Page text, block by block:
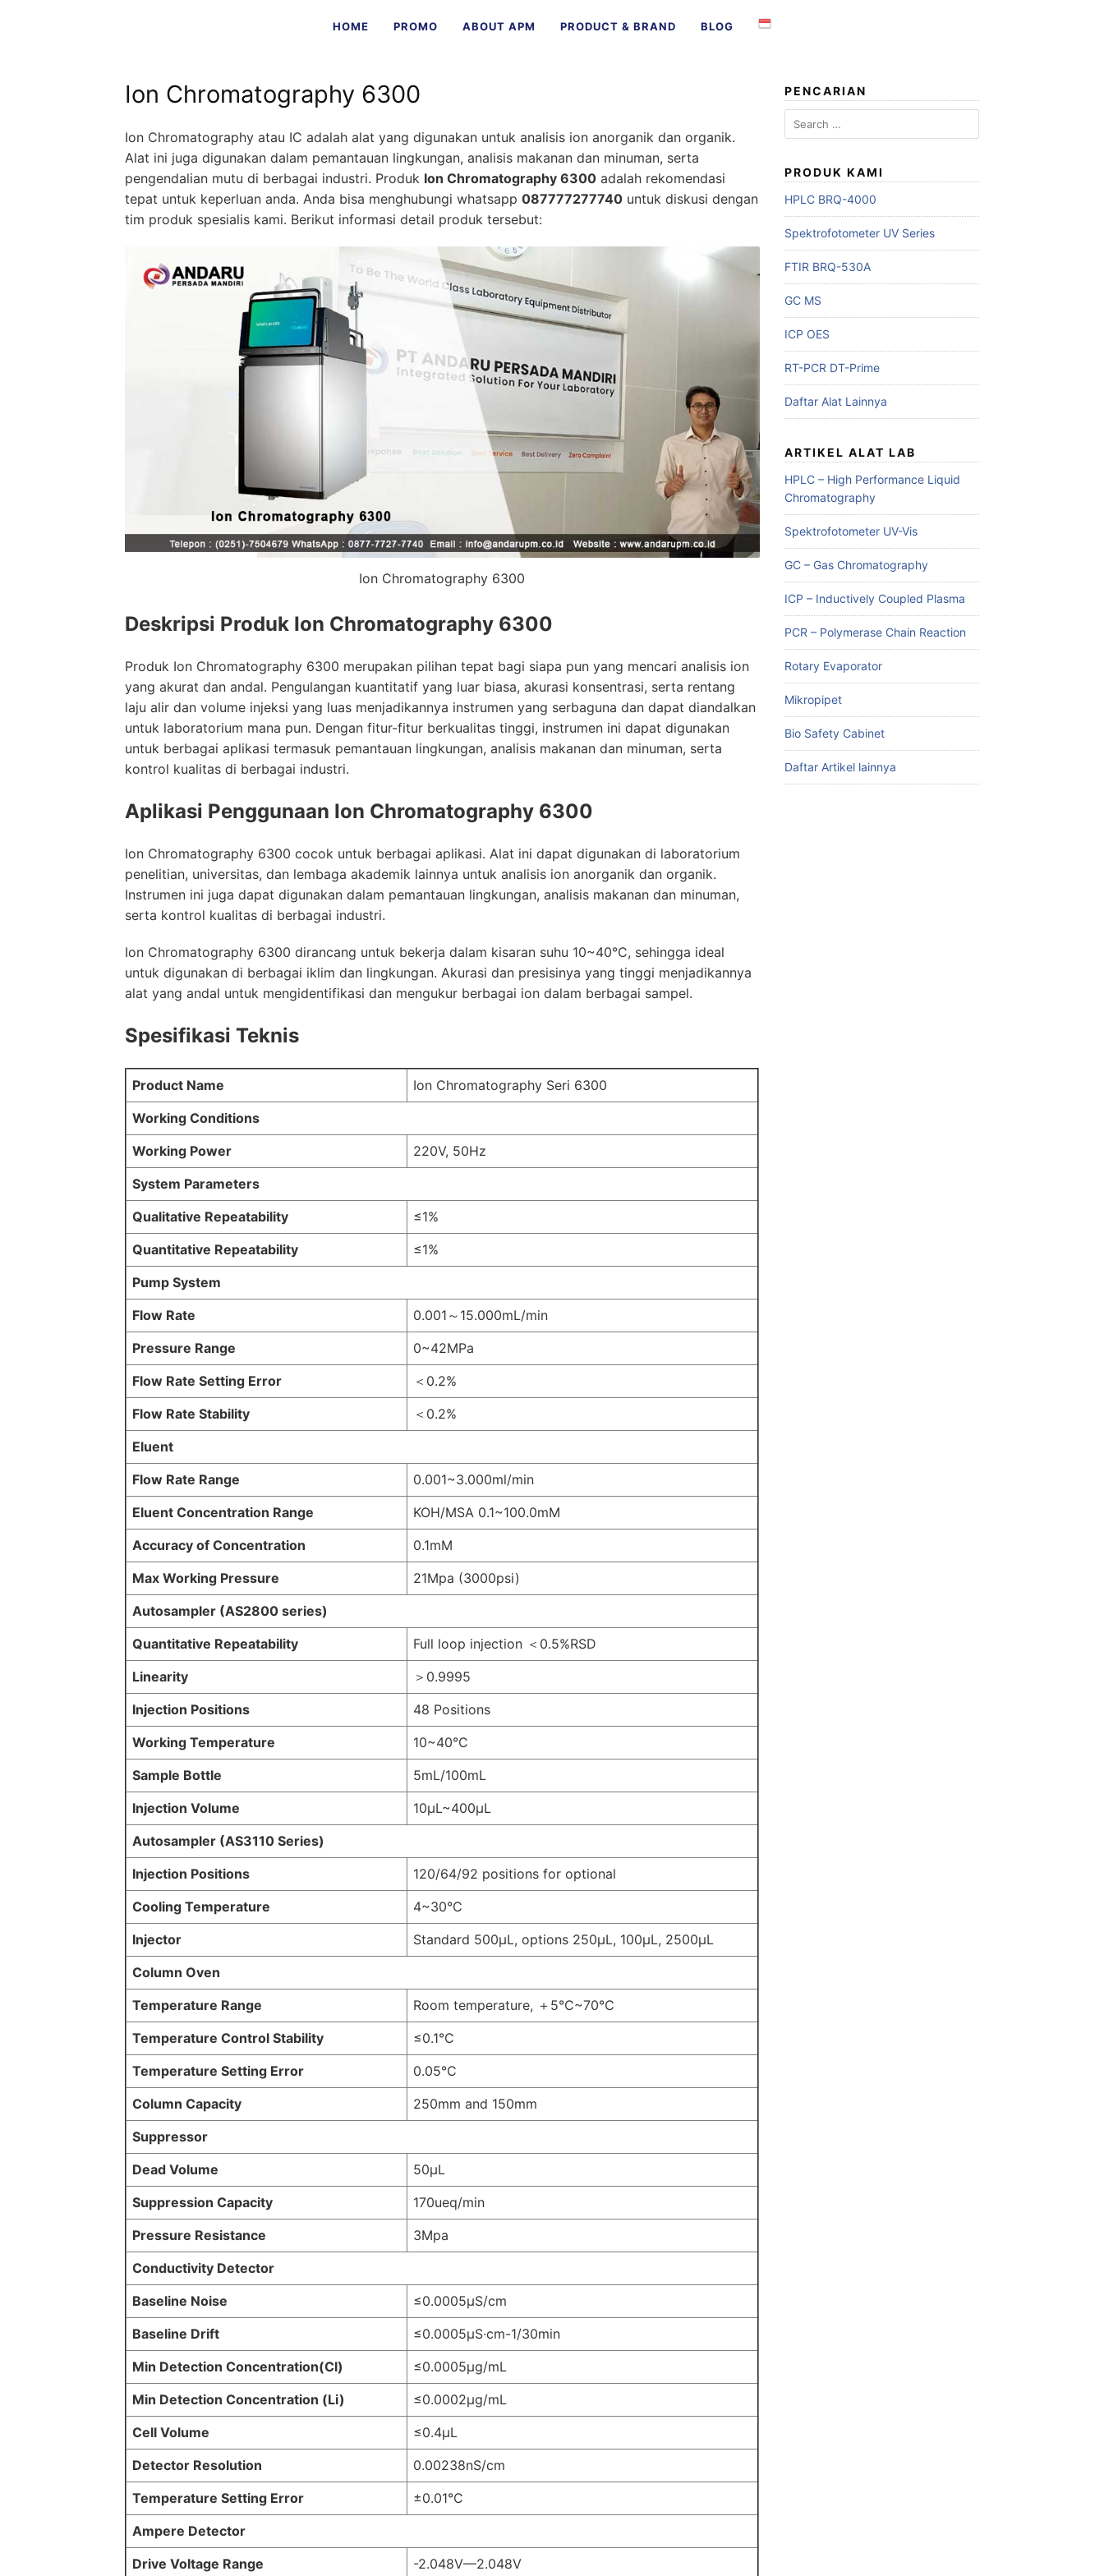
HOME PROMO ABOUT APM PRODUCT & BRAND BLOG
Ion Chromatography 6300
Ion Chromatography atau IC adalah alat yang digunakan untuk analisis ion anorganik dan organik.
Alat ini juga digunakan dalam pemantauan lingkungan, analisis makanan dan minuman, serta
pengendalian mutu di berbagai industri. Produk Ion Chromatography 6300 adalah rekomendasi
tepat untuk keperluan anda. Anda bisa menghubungi whatsapp 087777277740 untuk diskusi dengan
tim produk spesialis kami. Berikut informasi detail produk tersebut:
Ion Chromatography 6300
Deskripsi Produk Ion Chromatography 6300
Produk Ion Chromatography 6300 merupakan pilihan tepat bagi siapa pun yang mencari analisis ion
yang akurat dan andal. Pengulangan kuantitatif yang luar biasa, akurasi konsentrasi, serta rentang
laju alir dan volume injeksi yang luas menjadikannya instrumen yang serbaguna dan dapat diandalkan
untuk laboratorium mana pun. Dengan fitur-fitur berkualitas tinggi, instrumen ini dapat digunakan
untuk berbagai aplikasi termasuk pemantauan lingkungan, analisis makanan dan minuman, serta
kontrol kualitas di berbagai industri.
Aplikasi Penggunaan Ion Chromatography 6300
Ion Chromatography 6300 cocok untuk berbagai aplikasi. Alat ini dapat digunakan di laboratorium
penelitian, universitas, dan lembaga akademik lainnya untuk analisis ion anorganik dan organik.
Instrumen ini juga dapat digunakan dalam pemantauan lingkungan, analisis makanan dan minuman,
serta kontrol kualitas di berbagai industri.
Ion Chromatography 6300 dirancang untuk bekerja dalam kisaran suhu 10~40°C, sehingga ideal
untuk digunakan di berbagai iklim dan lingkungan. Akurasi dan presisinya yang tinggi menjadikannya
alat yang andal untuk mengidentifikasi dan mengukur berbagai ion dalam berbagai sampel.
Spesifikasi Teknis
Product Name
Ion Chromatography Seri 6300
Working Conditions
Working Power
220V, 50Hz
System Parameters
Qualitative Repeatability
≤1%
Quantitative Repeatability
≤1%
Pump System
Flow Rate
0.001～15.000mL/min
Pressure Range
0~42MPa
Flow Rate Setting Error
＜0.2%
Flow Rate Stability
＜0.2%
Eluent
Flow Rate Range
0.001~3.000ml/min
Eluent Concentration Range
KOH/MSA 0.1~100.0mM
Accuracy of Concentration
0.1mM
Max Working Pressure
21Mpa (3000psi)
Autosampler (AS2800 series)
Quantitative Repeatability
Full loop injection ＜0.5%RSD
Linearity
＞0.9995
Injection Positions
48 Positions
Working Temperature
10~40°C
Sample Bottle
5mL/100mL
Injection Volume
10μL~400μL
Autosampler (AS3110 Series)
Injection Positions
120/64/92 positions for optional
Cooling Temperature
4~30°C
Injector
Standard 500μL, options 250μL, 100μL, 2500μL
Column Oven
Temperature Range
Room temperature, ＋5℃~70℃
Temperature Control Stability
≤0.1°C
Temperature Setting Error
0.05°C
Column Capacity
250mm and 150mm
Suppressor
Dead Volume
50μL
Suppression Capacity
170ueq/min
Pressure Resistance
3Mpa
Conductivity Detector
Baseline Noise
≤0.0005μS/cm
Baseline Drift
≤0.0005μS·cm-1/30min
Min Detection Concentration(Cl)
≤0.0005μg/mL
Min Detection Concentration (Li)
≤0.0002μg/mL
Cell Volume
≤0.4μL
Detector Resolution
0.00238nS/cm
Temperature Setting Error
±0.01°C
Ampere Detector
Drive Voltage Range
-2.048V—2.048V
PENCARIAN
Search
for:
PRODUK KAMI
HPLC BRQ-4000
Spektrofotometer UV Series
FTIR BRQ-530A
GC MS
ICP OES
RT-PCR DT-Prime
Daftar Alat Lainnya
ARTIKEL ALAT LAB
HPLC – High Performance Liquid
Chromatography
Spektrofotometer UV-Vis
GC – Gas Chromatography
ICP – Inductively Coupled Plasma
PCR – Polymerase Chain Reaction
Rotary Evaporator
Mikropipet
Bio Safety Cabinet
Daftar Artikel lainnya